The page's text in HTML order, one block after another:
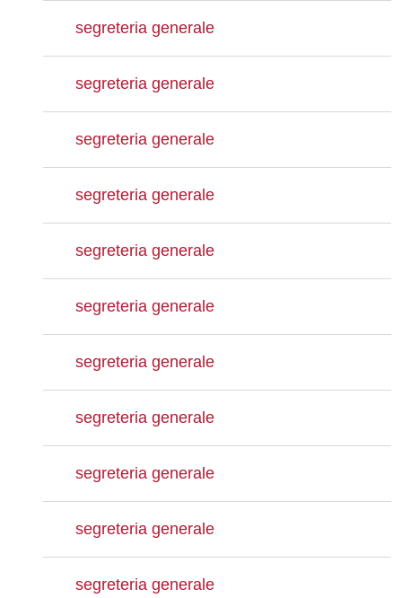
segreteria generale
segreteria generale
segreteria generale
segreteria generale
segreteria generale
segreteria generale
segreteria generale
segreteria generale
segreteria generale
segreteria generale
segreteria generale